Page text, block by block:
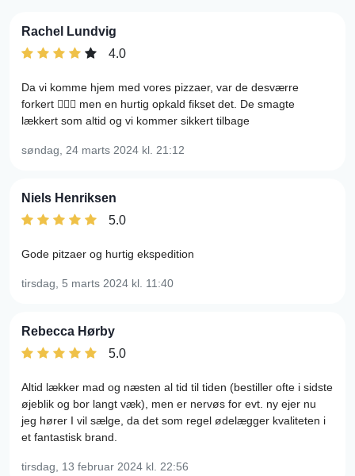
Rachel Lundvig
4.0
Da vi komme hjem med vores pizzaer, var de desværre
forkert 🤦🏻‍♀️ men en hurtig opkald fikset det. De smagte
lækkert som altid og vi kommer sikkert tilbage
søndag, 24 marts 2024 kl. 21:12
Niels Henriksen
5.0
Gode pitzaer og hurtig ekspedition
tirsdag, 5 marts 2024 kl. 11:40
Rebecca Hørby
5.0
Altid lækker mad og næsten al tid til tiden (bestiller ofte i sidste
øjeblik og bor langt væk), men er nervøs for evt. ny ejer nu
jeg hører I vil sælge, da det som regel ødelægger kvaliteten i
et fantastisk brand.
tirsdag, 13 februar 2024 kl. 22:56